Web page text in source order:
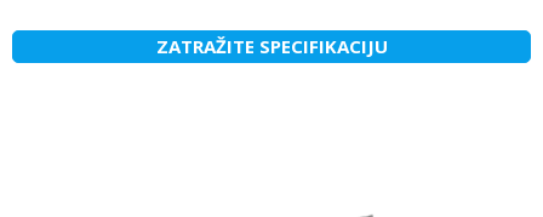
ZATRAŽITE SPECIFIKACIJU